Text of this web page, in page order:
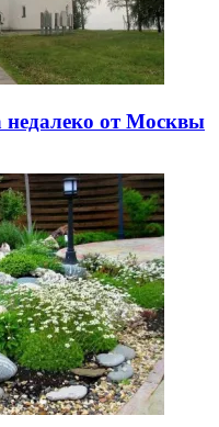
недалеко от Москвы